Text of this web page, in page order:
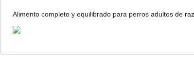
Alimento completo y equilibrado para perros adultos de